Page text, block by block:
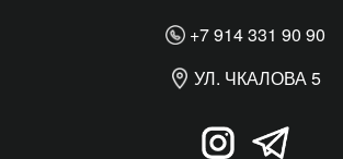
+7 914 331 90 90
УЛ. ЧКАЛОВА 5